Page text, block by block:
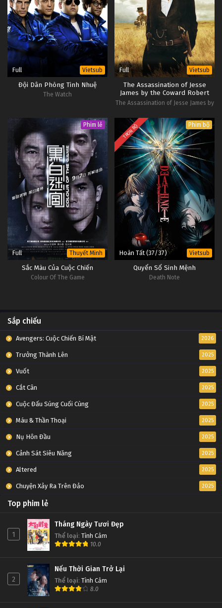
Full Vietsub
Đội Dân Phòng Tinh Nhuệ
The Watch
Full Vietsub
The Assassination of Jesse
James by the Coward Robert
Ford
The Assassination of Jesse James by
Phim lẻ
Full Thuyết Minh
Sắc Màu Của Cuộc Chiến
Colour Of The Game
TRỌN BỘ Phim bộ
Hoàn Tất (37/37) Vietsub
Quyển Sổ Sinh Mệnh
Death Note
Sắp chiếu
Avengers: Cuộc Chiến Bí Mật 2026
Trưởng Thành Lên 2025
Vuốt 2025
Cắt Cân 2025
Cuộc Đấu Súng Cuối Cùng 2025
Máu & Thần Thoại 2025
Nụ Hôn Đầu 2025
Cảnh Sát Siêu Năng 2025
Altered 2025
Chuyện Xảy Ra Trên Đảo 2025
Top phim lẻ
1
Tháng Ngày Tươi Đẹp
Thể loại: Tình Cảm
10.0
2
Nếu Thời Gian Trở Lại
Thể loại: Tình Cảm
8.0